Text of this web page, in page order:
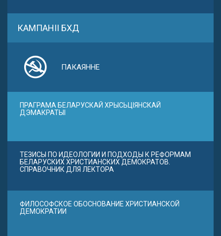
КАМПАНІІ БХД
ПАКАЯННЕ
ПРАГРАМА БЕЛАРУСКАЙ ХРЫСЬЦІЯНСКАЙ
ДЭМАКРАТЫІ
ТЕЗИСЫ ПО ИДЕОЛОГИИ И ПОДХОДЫ К РЕФОРМАМ
БЕЛАРУСКИХ ХРИСТИАНСКИХ ДЕМОКРАТОВ.
СПРАВОЧНИК ДЛЯ ЛЕКТОРА
ФИЛОСОФСКОЕ ОБОСНОВАНИЕ ХРИСТИАНСКОЙ
ДЕМОКРАТИИ